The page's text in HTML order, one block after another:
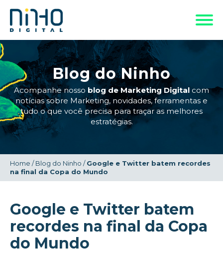
Blog do Ninho
Acompanhe nosso blog de Marketing Digital com
notícias sobre Marketing, novidades, ferramentas e
tudo o que você precisa para traçar as melhores
estratégias.
Home /Blog do Ninho /Google e Twitter batem recordes
na final da Copa do Mundo
Google e Twitter batem
recordes na final da Copa
do Mundo